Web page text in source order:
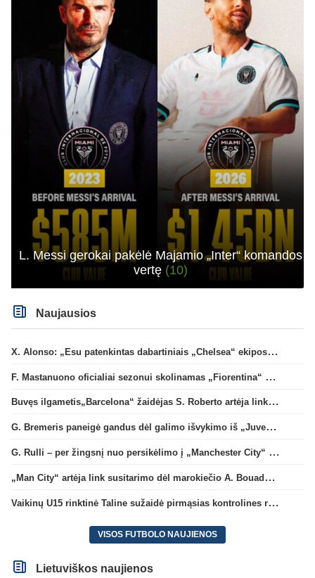
L. Messi gerokai pakėlė Majamio „Inter“ komandos
vertę (10)
Naujausios
X. Alonso: „Esu patenkintas dabartiniais „Chelsea“ ekipos vartininkais“
F. Mastanuono oficialiai sezonui skolinamas „Fiorentina“ ekipai
Buvęs ilgametis„Barcelona“ žaidėjas S. Roberto artėja link persikėlimo į MLS
G. Bremeris paneigė gandus dėl galimo išvykimo iš „Juventus“ klubo
G. Rulli – per žingsnį nuo persikėlimo į „Manchester City“ klubą
„Man City“ artėja link susitarimo dėl marokiečio A. Bouaddi persikėlimo
Vaikinų U15 rinktinė Taline sužaidė pirmąsias kontrolines rungtynes
VISOS FUTBOLO NAUJIENOS
Lietuviškos naujienos